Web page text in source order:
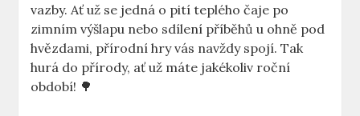
vazby. Ať už se jedná o pití teplého čaje po
zimním výšlapu nebo sdílení příběhů u ohně pod
hvězdami, přírodní hry vás navždy spojí. Tak
hurá do přírody, ať už máte jakékoliv roční
období! 🌳